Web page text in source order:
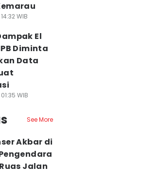
WIB
El
Diminta
Data
WIB
See More
Akbar di
Jalan